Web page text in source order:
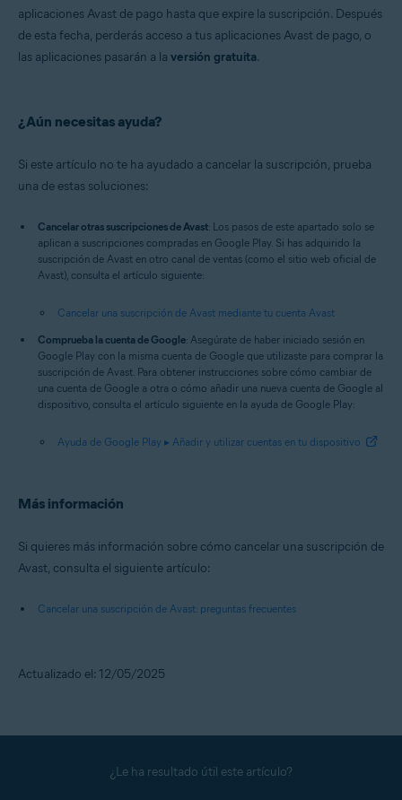
aplicaciones Avast de pago hasta que expire la suscripción. Después
de esta fecha, perderás acceso a tus aplicaciones Avast de pago, o
las aplicaciones pasarán a la versión gratuita.
¿Aún necesitas ayuda?
Si este artículo no te ha ayudado a cancelar la suscripción, prueba
una de estas soluciones:
Cancelar otras suscripciones de Avast: Los pasos de este apartado solo se
aplican a suscripciones compradas en Google Play. Si has adquirido la
suscripción de Avast en otro canal de ventas (como el sitio web oficial de
Avast), consulta el artículo siguiente:
Cancelar una suscripción de Avast mediante tu cuenta Avast
Comprueba la cuenta de Google: Asegúrate de haber iniciado sesión en
Google Play con la misma cuenta de Google que utilizaste para comprar la
suscripción de Avast. Para obtener instrucciones sobre cómo cambiar de
una cuenta de Google a otra o cómo añadir una nueva cuenta de Google al
dispositivo, consulta el artículo siguiente en la ayuda de Google Play:
Ayuda de Google Play ▸ Añadir y utilizar cuentas en tu dispositivo
Más información
Si quieres más información sobre cómo cancelar una suscripción de
Avast, consulta el siguiente artículo:
Cancelar una suscripción de Avast: preguntas frecuentes
Actualizado el: 12/05/2025
¿Le ha resultado útil este artículo?